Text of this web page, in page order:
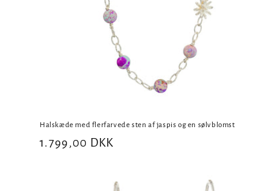
Halskæde med flerfarvede sten af jaspis og en sølvblomst
Normalpris
1.799,00 DKK